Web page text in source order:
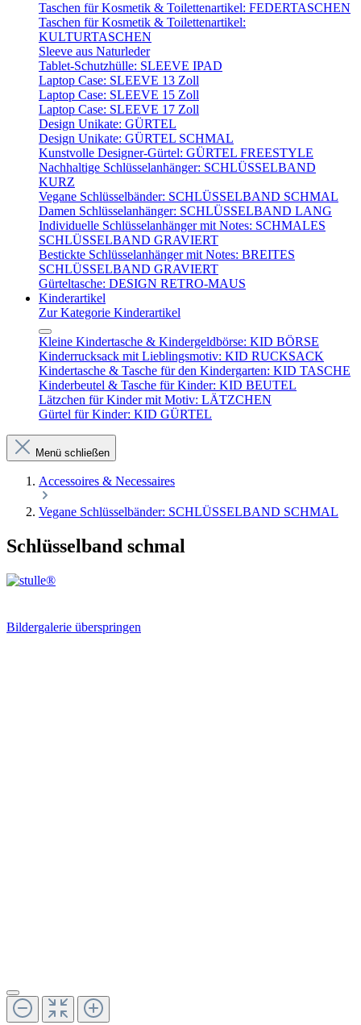
Taschen für Kosmetik & Toilettenartikel: FEDERTASCHEN
Taschen für Kosmetik & Toilettenartikel:
KULTURTASCHEN
Sleeve aus Naturleder
Tablet-Schutzhülle: SLEEVE IPAD
Laptop Case: SLEEVE 13 Zoll
Laptop Case: SLEEVE 15 Zoll
Laptop Case: SLEEVE 17 Zoll
Design Unikate: GÜRTEL
Design Unikate: GÜRTEL SCHMAL
Kunstvolle Designer-Gürtel: GÜRTEL FREESTYLE
Nachhaltige Schlüsselanhänger: SCHLÜSSELBAND
KURZ
Vegane Schlüsselbänder: SCHLÜSSELBAND SCHMAL
Damen Schlüsselanhänger: SCHLÜSSELBAND LANG
Individuelle Schlüsselanhänger mit Notes: SCHMALES
SCHLÜSSELBAND GRAVIERT
Bestickte Schlüsselanhänger mit Notes: BREITES
SCHLÜSSELBAND GRAVIERT
Gürteltasche: DESIGN RETRO-MAUS
Kinderartikel
Zur Kategorie Kinderartikel
Kleine Kindertasche & Kindergeldbörse: KID BÖRSE
Kinderrucksack mit Lieblingsmotiv: KID RUCKSACK
Kindertasche & Tasche für den Kindergarten: KID TASCHE
Kinderbeutel & Tasche für Kinder: KID BEUTEL
Lätzchen für Kinder mit Motiv: LÄTZCHEN
Gürtel für Kinder: KID GÜRTEL
Menü schließen
Accessoires & Necessaires
Vegane Schlüsselbänder: SCHLÜSSELBAND SCHMAL
Schlüsselband schmal
Bildergalerie überspringen